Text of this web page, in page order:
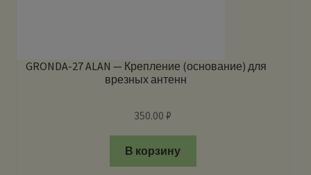
GRONDA-27 ALAN — Крепление (основание) для
врезных антенн
350.00₽
В корзину